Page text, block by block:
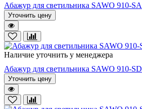
Абажур для светильника SAWO 910-SA
Уточнить цену
Наличие уточнить у менеджера
Абажур для светильника SAWO 910-SD
Уточнить цену